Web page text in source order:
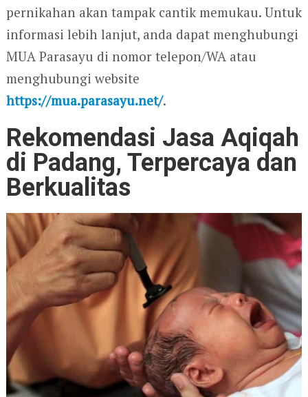
pernikahan akan tampak cantik memukau. Untuk
informasi lebih lanjut, anda dapat menghubungi
MUA Parasayu di nomor telepon/WA atau
menghubungi website
https://mua.parasayu.net/.
Rekomendasi Jasa Aqiqah
di Padang, Terpercaya dan
Berkualitas